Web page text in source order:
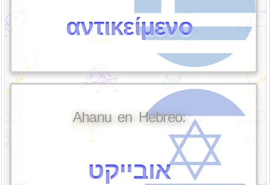
αντικείμενο
Ahanu en Hebreo:
אובייקט